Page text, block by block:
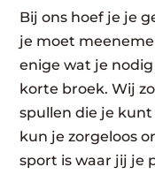
Bij ons hoef je je
je moet
enige wat je
korte broek. Wij
spullen die je
kun je zorgeloos
sport is waar jij je